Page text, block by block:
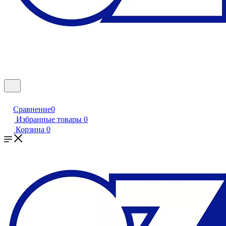
Сравнение0
Избранные товары 0
Корзина 0